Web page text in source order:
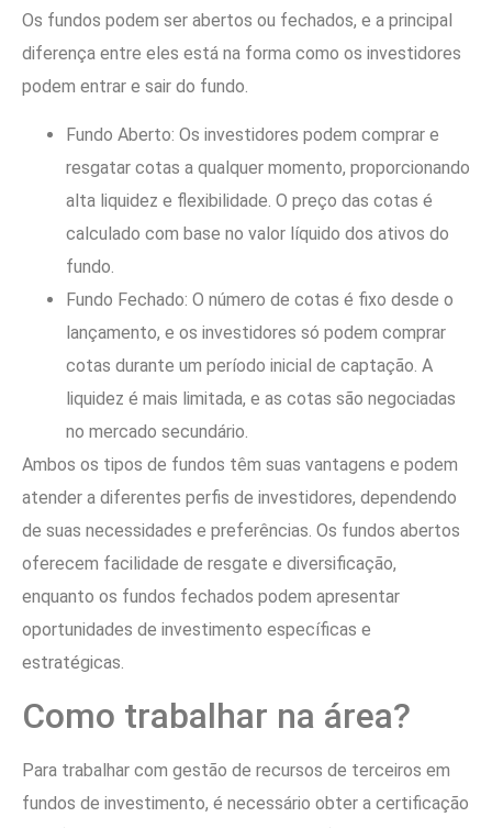
Os fundos podem ser abertos ou fechados, e a principal
diferença entre eles está na forma como os investidores
podem entrar e sair do fundo.
Fundo Aberto: Os investidores podem comprar e
resgatar cotas a qualquer momento, proporcionando
alta liquidez e flexibilidade. O preço das cotas é
calculado com base no valor líquido dos ativos do
fundo.
Fundo Fechado: O número de cotas é fixo desde o
lançamento, e os investidores só podem comprar
cotas durante um período inicial de captação. A
liquidez é mais limitada, e as cotas são negociadas
no mercado secundário.
Ambos os tipos de fundos têm suas vantagens e podem
atender a diferentes perfis de investidores, dependendo
de suas necessidades e preferências. Os fundos abertos
oferecem facilidade de resgate e diversificação,
enquanto os fundos fechados podem apresentar
oportunidades de investimento específicas e
estratégicas.
Como trabalhar na área?
Para trabalhar com gestão de recursos de terceiros em
fundos de investimento, é necessário obter a certificação